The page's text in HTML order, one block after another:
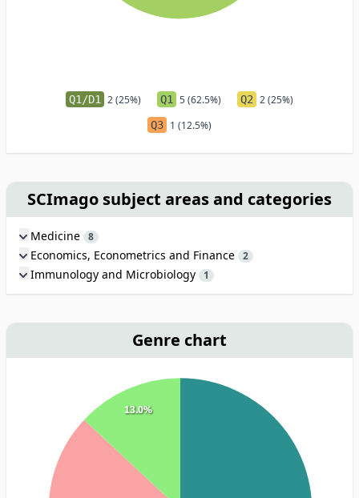
Q1/D1 2 (25%) Q1 5 (62.5%) Q2 2 (25%)
Q3 1 (12.5%)
SCImago subject areas and categories
Medicine 8
Economics, Econometrics and Finance 2
Immunology and Microbiology 1
Genre chart
13.0%